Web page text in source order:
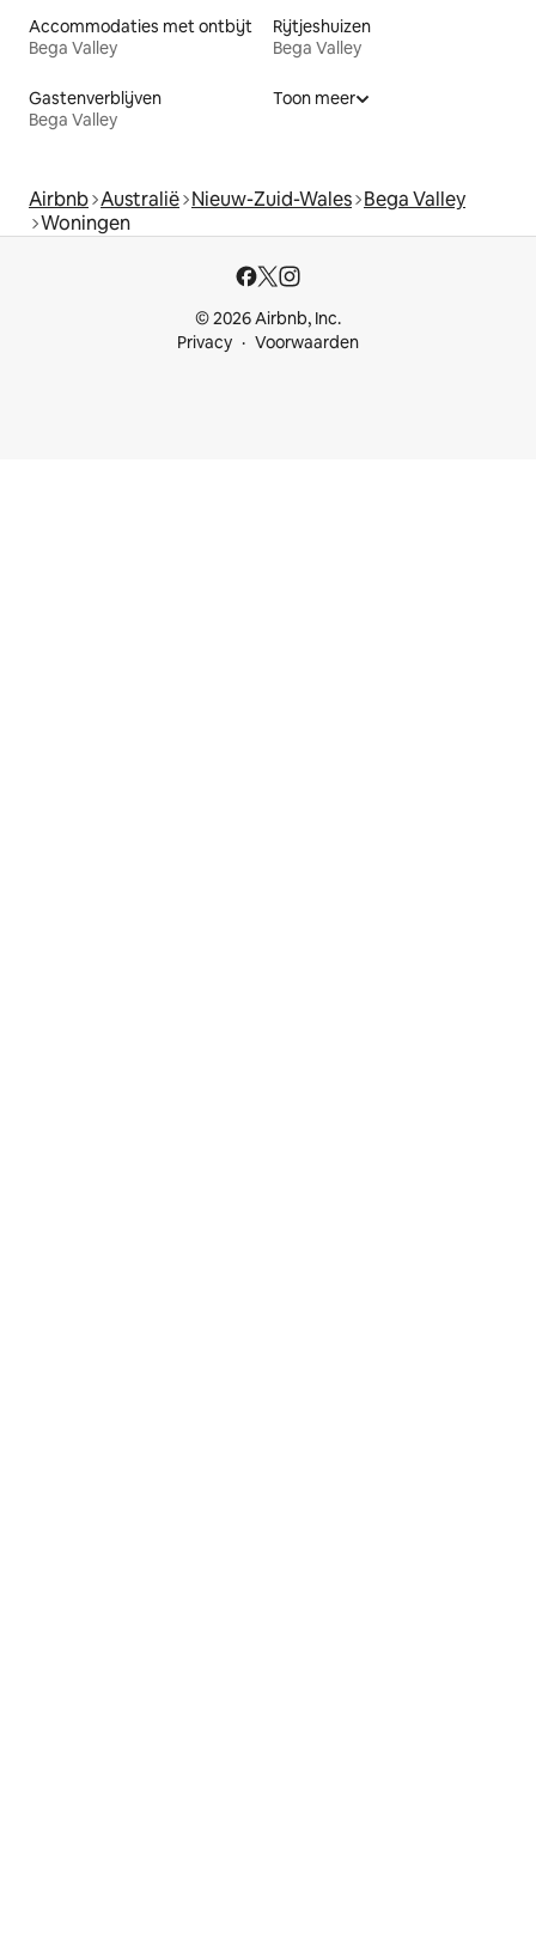
Accommodaties met ontbijt
Bega Valley
Rijtjeshuizen
Bega Valley
Gastenverblijven
Bega Valley
Toon meer
Airbnb Australië Nieuw-Zuid-Wales Bega Valley
Woningen
© 2026 Airbnb, Inc.
Privacy
Voorwaarden